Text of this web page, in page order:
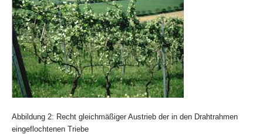
Abbildung 2: Recht gleichmäßiger Austrieb der in den Drahtrahmen
eingeflochtenen Triebe